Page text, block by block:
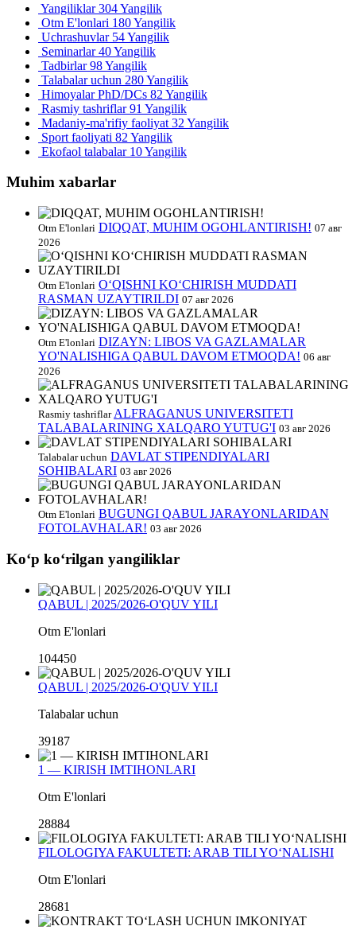
Yangiliklar304 Yangilik
Otm E'lonlari 180 Yangilik
Uchrashuvlar 54 Yangilik
Seminarlar40 Yangilik
Tadbirlar98 Yangilik
Talabalar uchun 280 Yangilik
Himoyalar PhD/DCs 82 Yangilik
Rasmiy tashriflar91 Yangilik
Madaniy-ma'rifiy faoliyat 32 Yangilik
Sport faoliyati 82 Yangilik
Ekofaol talabalar 10 Yangilik
Muhim xabarlar
Otm E'lonlari DIQQAT, MUHIM OGOHLANTIRISH! 07 авг
2026
Otm E'lonlari O‘QISHNI KO‘CHIRISH MUDDATI
RASMAN UZAYTIRILDI 07 авг 2026
Otm E'lonlari DIZAYN: LIBOS VA GAZLAMALAR
YO'NALISHIGA QABUL DAVOM ETMOQDA! 06 авг
2026
Rasmiy tashriflar ALFRAGANUS UNIVERSITETI
TALABALARINING XALQARO YUTUG'I 03 авг 2026
Talabalar uchun DAVLAT STIPENDIYALARI
SOHIBALARI 03 авг 2026
Otm E'lonlari BUGUNGI QABUL JARAYONLARIDAN
FOTOLAVHALAR! 03 авг 2026
Koʻp koʻrilgan yangiliklar
QABUL | 2025/2026-O'QUV YILI
Otm E'lonlari
104450
QABUL | 2025/2026-O'QUV YILI
Talabalar uchun
39187
1 — KIRISH IMTIHONLARI
Otm E'lonlari
28884
FILOLOGIYA FAKULTETI: ARAB TILI YO‘NALISHI
Otm E'lonlari
28681